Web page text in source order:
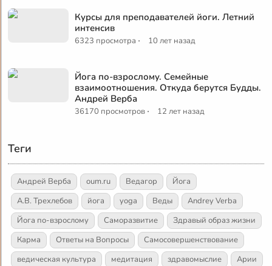
Курсы для преподавателей йоги. Летний
интенсив
6323 просмотра · 10 лет назад
Йога по-взрослому. Семейные
взаимоотношения. Откуда берутся Будды.
Андрей Верба
36170 просмотров · 12 лет назад
Теги
Андрей Верба oum.ru Ведагор
Йога
А.В. Трехлебов
йога yoga Веды
Andrey Verba
Йога по-взрослому
Саморазвитие
Здравый образ жизни
Карма
Ответы на Вопросы
Самосовершенствование
ведическая культура
медитация здравомыслие
Арии